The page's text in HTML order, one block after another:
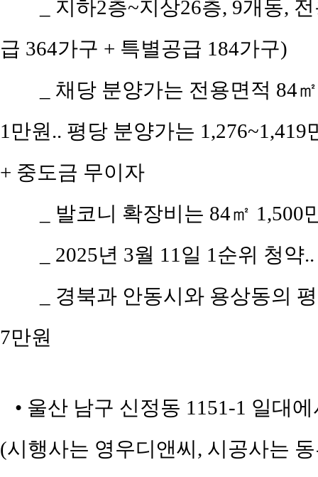
_ 지하2층~지상26층, 9개동,
급 364가구 + 특별공급 184가구)
_ 채당 분양가는 전용면적 84
1만원.. 평당 분양가는
+ 중도금 무이자
_ 발코니 확장비는 84㎡ 1,500
_ 2025년 3월 11일 1순위 청
_ 경북과 안동시와 용상동의
7만원
• 울산 남구 신정동 1151-1 일대
(시행사는 영우디앤씨, 시공사는